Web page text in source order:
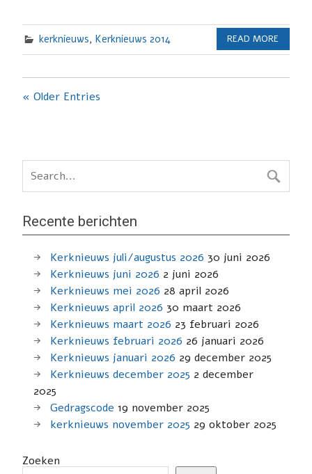
kerknieuws, Kerknieuws 2014 READ MORE
« Older Entries
Recente berichten
Kerknieuws juli/augustus 2026 30 juni 2026
Kerknieuws juni 2026 2 juni 2026
Kerknieuws mei 2026 28 april 2026
Kerknieuws april 2026 30 maart 2026
Kerknieuws maart 2026 23 februari 2026
Kerknieuws februari 2026 26 januari 2026
Kerknieuws januari 2026 29 december 2025
Kerknieuws december 2025 2 december
2025
Gedragscode 19 november 2025
kerknieuws november 2025 29 oktober 2025
Zoeken